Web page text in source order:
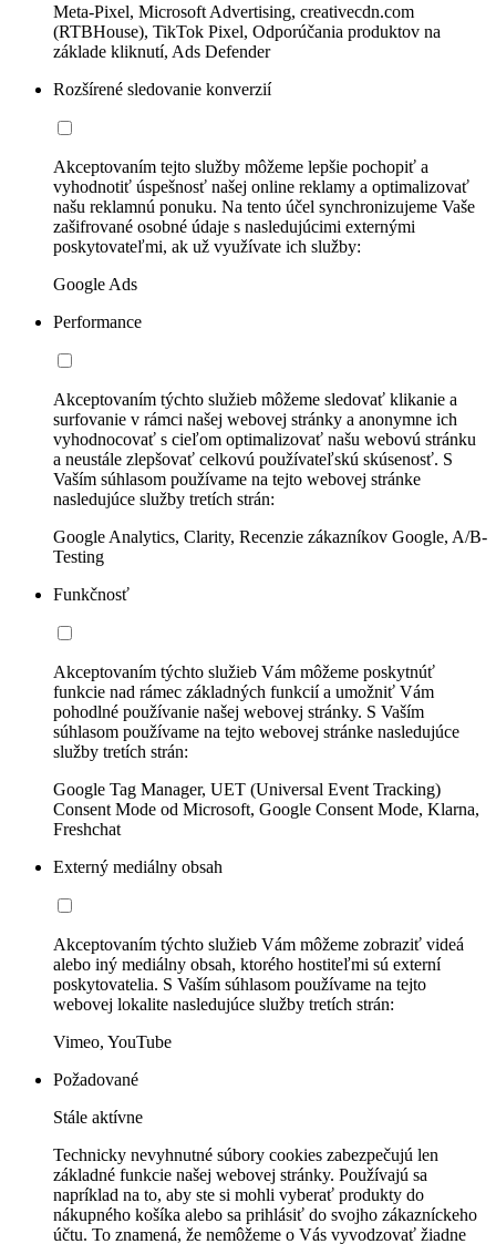
Meta-Pixel, Microsoft Advertising, creativecdn.com
(RTBHouse), TikTok Pixel, Odporúčania produktov na
základe kliknutí, Ads Defender
Rozšírené sledovanie konverzií
Akceptovaním tejto služby môžeme lepšie pochopiť a
vyhodnotiť úspešnosť našej online reklamy a optimalizovať
našu reklamnú ponuku. Na tento účel synchronizujeme Vaše
zašifrované osobné údaje s nasledujúcimi externými
poskytovateľmi, ak už využívate ich služby:
Google Ads
Performance
Akceptovaním týchto služieb môžeme sledovať klikanie a
surfovanie v rámci našej webovej stránky a anonymne ich
vyhodnocovať s cieľom optimalizovať našu webovú stránku
a neustále zlepšovať celkovú používateľskú skúsenosť. S
Vaším súhlasom používame na tejto webovej stránke
nasledujúce služby tretích strán:
Google Analytics, Clarity, Recenzie zákazníkov Google, A/B-
Testing
Funkčnosť
Akceptovaním týchto služieb Vám môžeme poskytnúť
funkcie nad rámec základných funkcií a umožniť Vám
pohodlné používanie našej webovej stránky. S Vaším
súhlasom používame na tejto webovej stránke nasledujúce
služby tretích strán:
Google Tag Manager, UET (Universal Event Tracking)
Consent Mode od Microsoft, Google Consent Mode, Klarna,
Freshchat
Externý mediálny obsah
Akceptovaním týchto služieb Vám môžeme zobraziť videá
alebo iný mediálny obsah, ktorého hostiteľmi sú externí
poskytovatelia. S Vaším súhlasom používame na tejto
webovej lokalite nasledujúce služby tretích strán:
Vimeo, YouTube
Požadované
Stále aktívne
Technicky nevyhnutné súbory cookies zabezpečujú len
základné funkcie našej webovej stránky. Používajú sa
napríklad na to, aby ste si mohli vyberať produkty do
nákupného košíka alebo sa prihlásiť do svojho zákazníckeho
účtu. To znamená, že nemôžeme o Vás vyvodzovať žiadne